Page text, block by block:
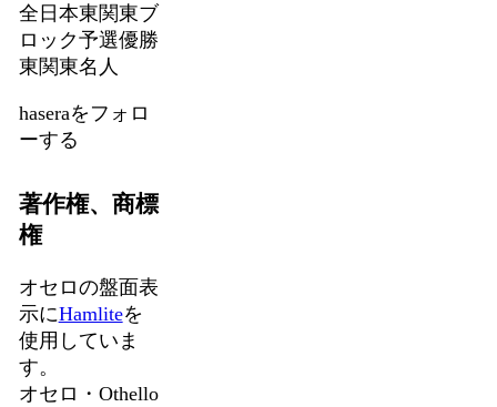
全日本東関東ブ
ロック予選優勝
東関東名人
haseraをフォロ
ーする
著作権、商標
権
オセロの盤面表
示にHamliteを
使用していま
す。
オセロ・Othello